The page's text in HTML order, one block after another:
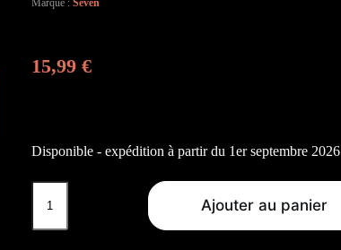
Marque : Seven
15,99 €
Disponible - expédition à partir du 1er septembre 2026
quantité
Boy:
Ajouter au panier